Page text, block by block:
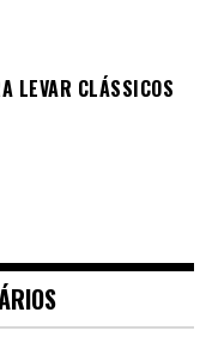
LEVAR CLÁSSICOS